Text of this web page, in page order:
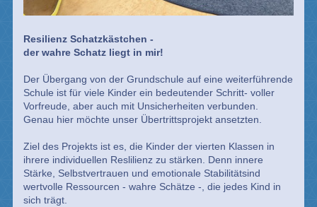
Resilienz Schatzkästchen -
der wahre Schatz liegt in mir!
Der Übergang von der Grundschule auf eine weiterführende
Schule ist für viele Kinder ein bedeutender Schritt- voller
Vorfreude, aber auch mit Unsicherheiten verbunden.
Genau hier möchte unser Übertrittsprojekt ansetzten.
Ziel des Projekts ist es, die Kinder der vierten Klassen in
ihrere individuellen Reslilienz zu stärken. Denn innere
Stärke, Selbstvertrauen und emotionale Stabilitätsind
wertvolle Ressourcen - wahre Schätze -, die jedes Kind in
sich trägt.